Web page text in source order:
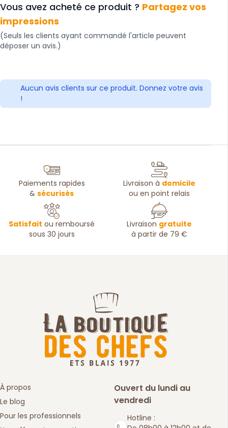
Vous avez acheté ce produit ? Partagez vos
impressions
(Seuls les clients ayant commandé l'article peuvent
déposer un avis.)
Aucun avis clients sur ce produit. Donnez votre avis
!
Paiements rapides
&sécurisés
Livraison à domicile
ou en point relais
Satisfait ou remboursé
sous 30 jours
Livraison gratuite
à partir de 79 €
À propos
Le blog
Pour les professionnels
Ouvert du lundi au
vendredi
Hotline :